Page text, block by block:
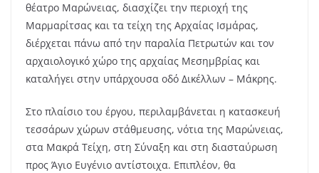
θέατρο Μαρώνειας, διασχίζει την περιοχή της
Μαρμαρίτσας και τα τείχη της Αρχαίας Ισμάρας,
διέρχεται πάνω από την παραλία Πετρωτών και τον
αρχαιολογικό χώρο της αρχαίας Μεσημβρίας και
καταλήγει στην υπάρχουσα οδό Δικέλλων – Μάκρης.
Στο πλαίσιο του έργου, περιλαμβάνεται η κατασκευή
τεσσάρων χώρων στάθμευσης, νότια της Μαρώνειας,
στα Μακρά Τείχη, στη Σύναξη και στη διασταύρωση
προς Άγιο Ευγένιο αντίστοιχα. Επιπλέον, θα